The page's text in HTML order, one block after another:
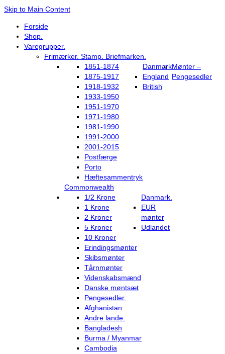
Skip to Main Content
Forside
Shop.
Varegrupper.
Frimærker. Stamp. Briefmarken.
Danmark
1851-1874
1875-1917
1918-1932
1933-1950
1951-1970
1971-1980
1981-1990
1991-2000
2001-2015
Postfærge
Porto
Hæftesammentryk
England
British
Commonwealth
Mønter –
Pengesedler
Danmark.
1/2 Krone
1 Krone
2 Kroner
5 Kroner
10 Kroner
Erindingsmønter
Skibsmønter
Tårnmønter
Videnskabsmænd
Danske møntsæt
Pengesedler.
EUR
mønter
Udlandet
Afghanistan
Andre lande.
Bangladesh
Burma / Myanmar
Cambodia